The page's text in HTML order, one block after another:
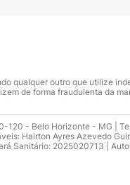
qualquer outro que utilize
de forma fraudulenta da
120 - Belo Horizonte - MG |
Hairton Ayres Azevedo
Sanitário: 2025020713 |